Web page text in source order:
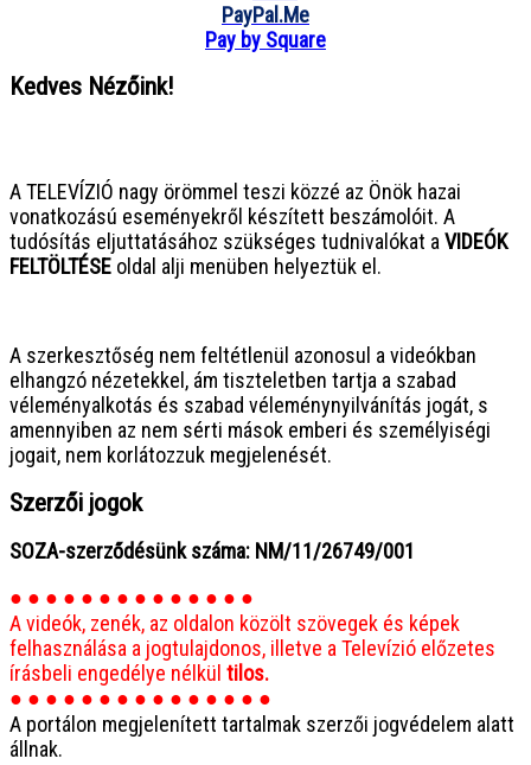
PayPal.Me
Pay by Square
Kedves Nézőink!
A TELEVÍZIÓ nagy örömmel teszi közzé az Önök hazai
vonatkozású eseményekről készített beszámolóit. A
tudósítás eljuttatásához szükséges tudnivalókat a VIDEÓK
FELTÖLTÉSE oldal alji menüben helyeztük el.
A szerkesztőség nem feltétlenül azonosul a videókban
elhangzó nézetekkel, ám tiszteletben tartja a szabad
véleményalkotás és szabad véleménynyilvánítás jogát, s
amennyiben az nem sérti mások emberi és személyiségi
jogait, nem korlátozzuk megjelenését.
Szerzői jogok
SOZA-szerződésünk száma: NM/11/26749/001
● ● ● ● ● ● ● ● ● ● ● ● ● ●
A videók, zenék, az oldalon közölt szövegek és képek
felhasználása a jogtulajdonos, illetve a Televízió előzetes
írásbeli engedélye nélkül tilos.
● ● ● ● ● ● ● ● ● ● ● ● ● ● ●
A portálon megjelenített tartalmak szerzői jogvédelem alatt
állnak.